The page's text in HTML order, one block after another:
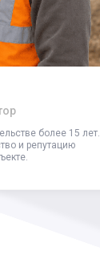
более 15 лет.
и репутацию